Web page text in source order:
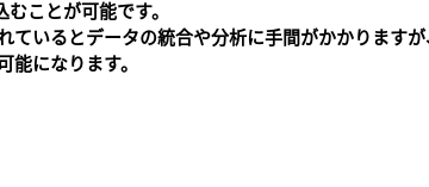
ことが可能です。
ているとデータの統合や分析に手間がかかります
になります。